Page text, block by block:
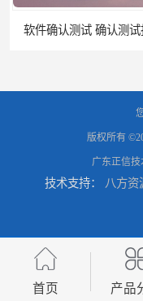
软件确认测试 确认测试
政务系统验收测试 软件
版权所有
广东正信
技术支持： 八方资
首页 产品